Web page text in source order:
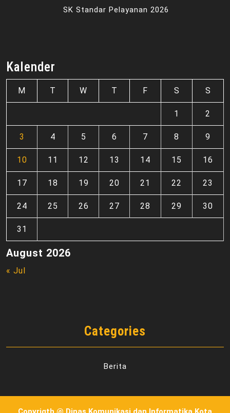
SK Standar Pelayanan 2026
Kalender
August 2026
M T W T F S S
1 2
3 4 5 6 7 8 9
10 11 12 13 14 15 16
17 18 19 20 21 22 23
24 25 26 27 28 29 30
31
« Jul
Categories
Berita